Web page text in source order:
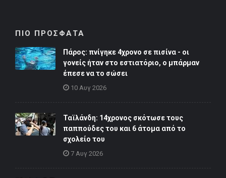
ΠΙΟ ΠΡΟΣΦΑΤΑ
Πάρος: πνίγηκε 4χρονο σε πισίνα - οι
γονείς ήταν στο εστιατόριο, ο μπάρμαν
έπεσε να το σώσει
10 Αυγ 2026
Ταϊλάνδη: 14χρονος σκότωσε τους
παππούδες του και 6 άτομα από το
σχολείο του
7 Αυγ 2026